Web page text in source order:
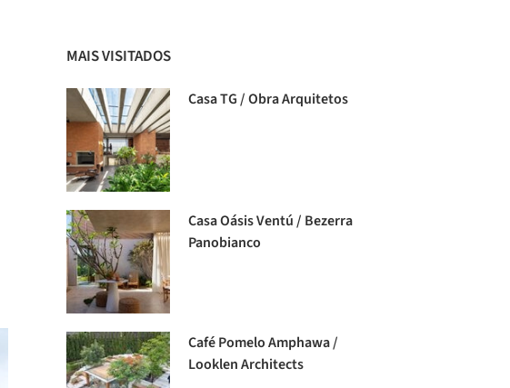
MAIS VISITADOS
Casa TG / Obra Arquitetos
Casa Oásis Ventú / Bezerra
Panobianco
Café Pomelo Amphawa /
Looklen Architects